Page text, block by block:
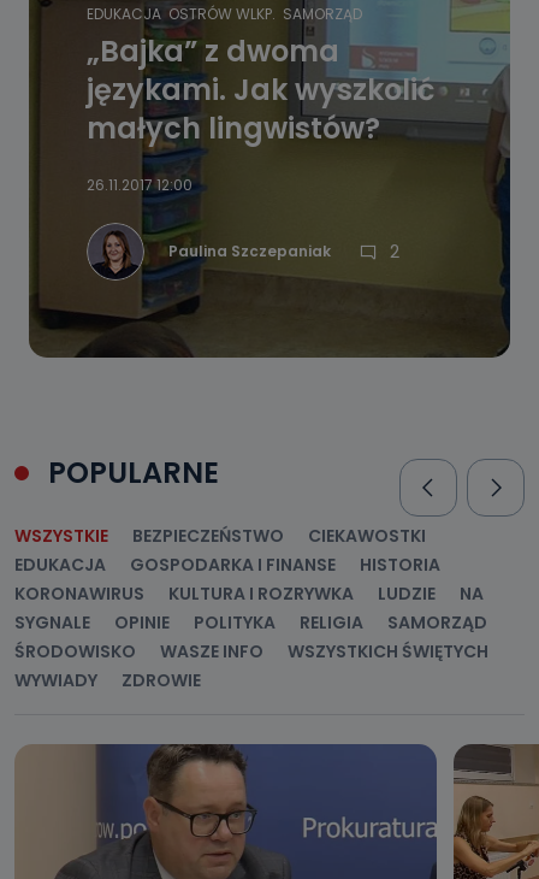
EDUKACJA OSTRÓW WLKP. SAMORZĄD
„Bajka” z dwoma
językami. Jak wyszkolić
małych lingwistów?
26.11.2017 12:00
Paulina Szczepaniak 2
POPULARNE
WSZYSTKIE BEZPIECZEŃSTWO
CIEKAWOSTKI
EDUKACJA
GOSPODARKA I FINANSE
HISTORIA
KORONAWIRUS
KULTURA I ROZRYWKA LUDZIE
NA
SYGNALE
OPINIE POLITYKA RELIGIA
SAMORZĄD
ŚRODOWISKO
WASZE INFO
WSZYSTKICH ŚWIĘTYCH
WYWIADY
ZDROWIE